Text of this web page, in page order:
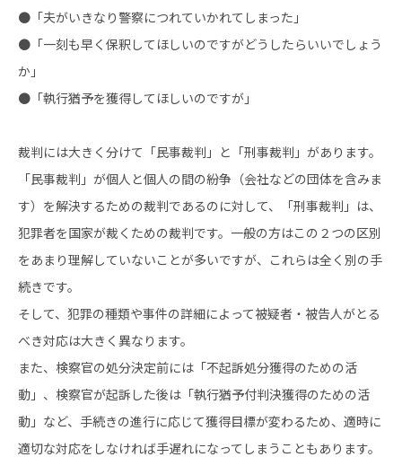
●「夫がいきなり警察につれていかれてしまった」
●「一刻も早く保釈してほしいのですがどうしたらいいでしょう
か」
●「執行猶予を獲得してほしいのですが」
裁判には大きく分けて「民事裁判」と「刑事裁判」があります。
「民事裁判」が個人と個人の間の紛争（会社などの団体を含みま
す）を解決するための裁判であるのに対して、「刑事裁判」は、
犯罪者を国家が裁くための裁判です。一般の方はこの２つの区別
をあまり理解していないことが多いですが、これらは全く別の手
続きです。
そして、犯罪の種類や事件の詳細によって被疑者・被告人がとる
べき対応は大きく異なります。
また、検察官の処分決定前には「不起訴処分獲得のための活
動」、検察官が起訴した後は「執行猶予付判決獲得のための活
動」など、手続きの進行に応じて獲得目標が変わるため、適時に
適切な対応をしなければ手遅れになってしまうこともあります。